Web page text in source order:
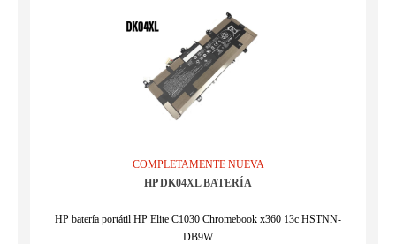
COMPLETAMENTE NUEVA
HP DK04XL BATERÍA
HP batería portátil HP Elite C1030 Chromebook x360 13c HSTNN-
DB9W